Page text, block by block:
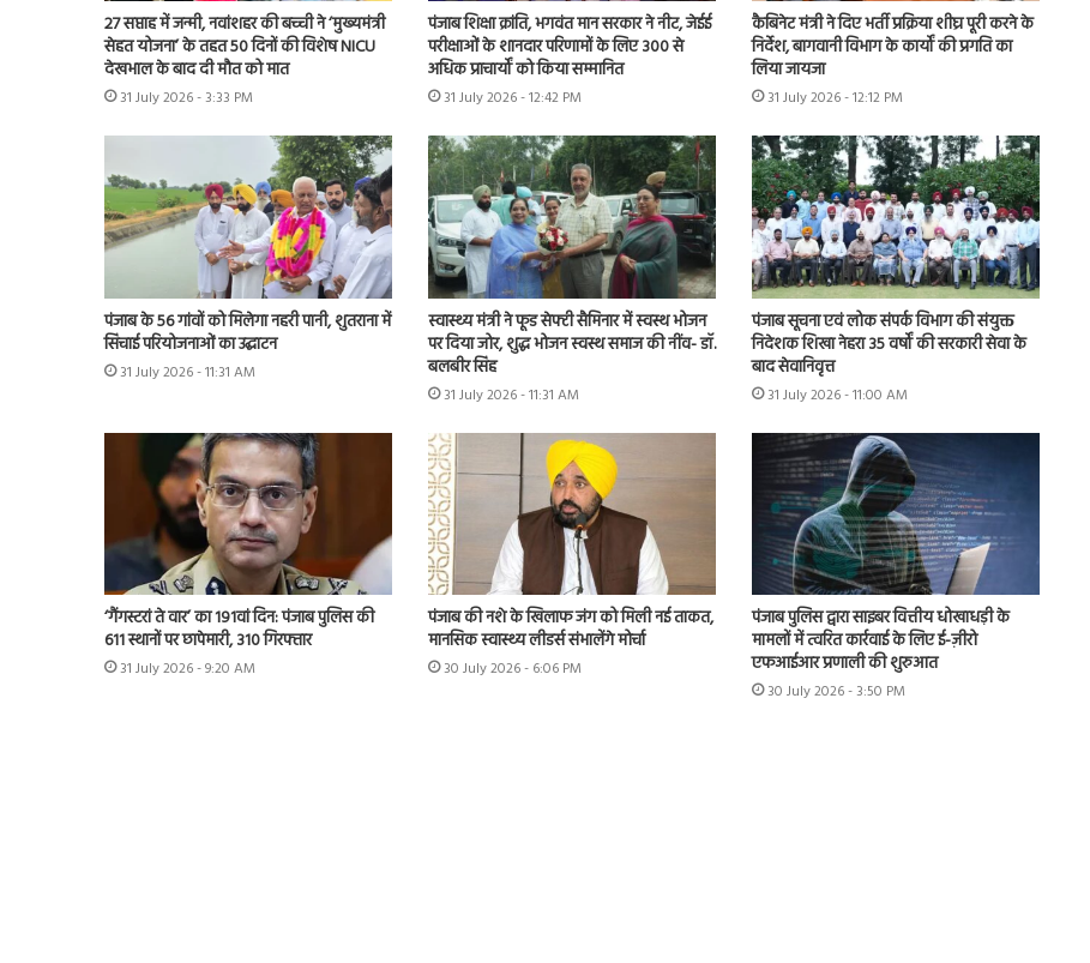
27 सप्ताह में जन्मी, नवांशहर की बच्ची ने ‘मुख्यमंत्री
सेहत योजना’ के तहत 50 दिनों की विशेष NICU
देखभाल के बाद दी मौत को मात
31 July 2026 - 3:33 PM
पंजाब शिक्षा क्रांति, भगवंत मान सरकार ने नीट, जेईई
परीक्षाओं के शानदार परिणामों के लिए 300 से
अधिक प्राचार्यों को किया सम्मानित
31 July 2026 - 12:42 PM
कैबिनेट मंत्री ने दिए भर्ती प्रक्रिया शीघ्र पूरी करने के
निर्देश, बागवानी विभाग के कार्यों की प्रगति का
लिया जायजा
31 July 2026 - 12:12 PM
पंजाब के 56 गांवों को मिलेगा नहरी पानी, शुतराना में
सिंचाई परियोजनाओं का उद्घाटन
31 July 2026 - 11:31 AM
स्वास्थ्य मंत्री ने फूड सेफ्टी सैमिनार में स्वस्थ भोजन
पर दिया जोर, शुद्ध भोजन स्वस्थ समाज की नींव- डॉ.
बलबीर सिंह
31 July 2026 - 11:31 AM
पंजाब सूचना एवं लोक संपर्क विभाग की संयुक्त
निदेशक शिखा नेहरा 35 वर्षों की सरकारी सेवा के
बाद सेवानिवृत्त
31 July 2026 - 11:00 AM
‘गैंगस्टरां ते वार’ का 191वां दिन: पंजाब पुलिस की
611 स्थानों पर छापेमारी, 310 गिरफ्तार
31 July 2026 - 9:20 AM
पंजाब की नशे के खिलाफ जंग को मिली नई ताकत,
मानसिक स्वास्थ्य लीडर्स संभालेंगे मोर्चा
30 July 2026 - 6:06 PM
पंजाब पुलिस द्वारा साइबर वित्तीय धोखाधड़ी के
मामलों में त्वरित कार्रवाई के लिए ई-ज़ीरो
एफआईआर प्रणाली की शुरुआत
30 July 2026 - 3:50 PM